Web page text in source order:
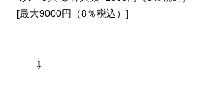
[最大9000円（8％税込）]
⇩